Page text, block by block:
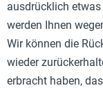
ausdrücklich
werden Ihnen
Wir können die
wieder
erbracht haben,